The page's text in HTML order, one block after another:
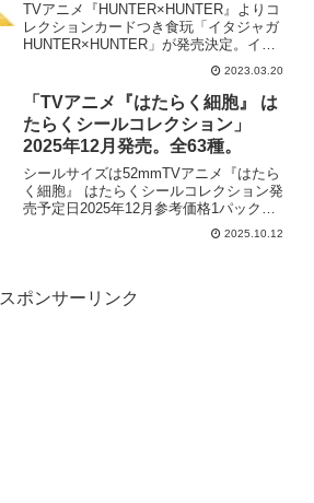
TVアニメ『HUNTER×HUNTER』よりコ
レクションカードつき食玩「イタジャガ
HUNTER×HUNTER」が発売決定。イタ
ジャガ HUNTER×HUNTER一個165円(税
込)2023年7月発売予定バンダイAmazonで
見る▶︎TVア...
2023.03.20
「TVアニメ『はたらく細胞』 は
たらくシールコレクション」
2025年12月発売。全63種。
シールサイズは52mmTVアニメ『はたら
く細胞』 はたらくシールコレクション発
売予定日2025年12月参考価格1パック（5
枚入） 110円（税込）1BOX （20パック
入） 2,200円（税込）ラインナップシー
2025.10.12
スポンサーリンク